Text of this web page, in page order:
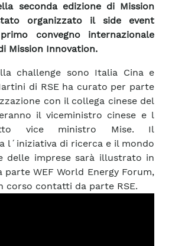
seconda edizione di Mission
organizzato il side event
convegno internazionale
Mission Innovation.
challenge sono Italia Cina e
di RSE ha curato per parte
con il collega cinese del
il viceministro cinese e l
vice ministro Mise. Il
l´iniziativa di ricerca e il mondo
delle imprese sarà illustrato in
WEF World Energy Forum,
corso contatti da parte RSE.